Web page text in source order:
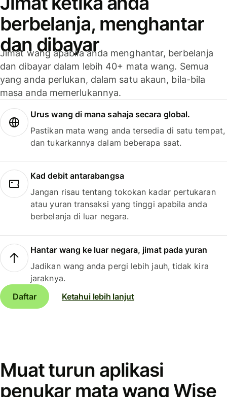
berbelanja, menghantar
dan dibayar
Jimat wang apabila anda menghantar, berbelanja
dan dibayar dalam lebih 40+ mata wang. Semua
yang anda perlukan, dalam satu akaun, bila-bila
masa anda memerlukannya.
Urus wang di mana sahaja secara global.
Pastikan mata wang anda tersedia di satu tempat,
dan tukarkannya dalam beberapa saat.
Kad debit antarabangsa
Jangan risau tentang tokokan kadar pertukaran
atau yuran transaksi yang tinggi apabila anda
berbelanja di luar negara.
Hantar wang ke luar negara, jimat pada yuran
Jadikan wang anda pergi lebih jauh, tidak kira
jaraknya.
Daftar
Ketahui lebih lanjut
Muat turun aplikasi
penukar mata wang Wise